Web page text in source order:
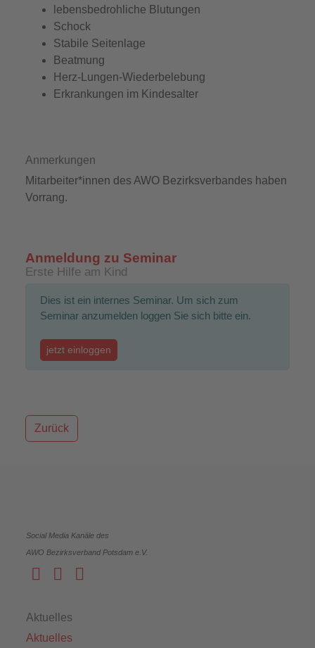
lebensbedrohliche Blutungen
Schock
Stabile Seitenlage
Beatmung
Herz-Lungen-Wiederbelebung
Erkrankungen im Kindesalter
Anmerkungen
Mitarbeiter*innen des AWO Bezirksverbandes haben
Vorrang.
Anmeldung zu Seminar
Erste Hilfe am Kind
Dies ist ein internes Seminar. Um sich zum
Seminar anzumelden loggen Sie sich bitte ein.
jetzt einloggen
Zurück
Social Media Kanäle des
AWO Bezirksverband Potsdam e.V.
Aktuelles
Aktuelles